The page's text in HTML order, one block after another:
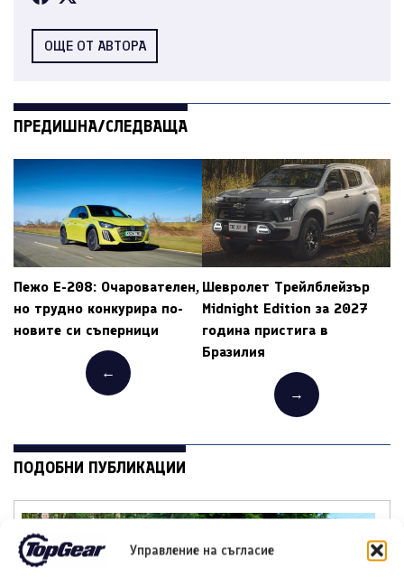
Управление на съгласие
ОЩЕ ОТ АВТОРА
ПРЕДИШНА/СЛЕДВАЩА
Пежо E-208: Очарователен,
но трудно конкурира по-
новите си съперници
←
Шевролет Трейлблейзър
Midnight Edition за 2027
година пристига в
Бразилия
→
ПОДОБНИ ПУБЛИКАЦИИ